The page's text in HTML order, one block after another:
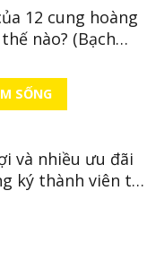
12 cung hoàng
nào? (Bạch
SỐNG
và nhiều ưu đãi
ký thành viên tại